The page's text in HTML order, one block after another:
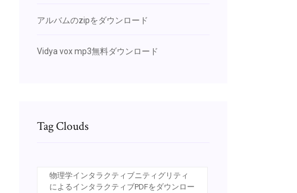
アルバムのzipをダウンロード
Vidya vox mp3無料ダウンロード
Tag Clouds
物理学インタラクティブニティグリティ
によるインタラクティブPDFをダウンロー